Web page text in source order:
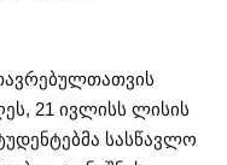
21 ივლისს ლისის
სასწავლო